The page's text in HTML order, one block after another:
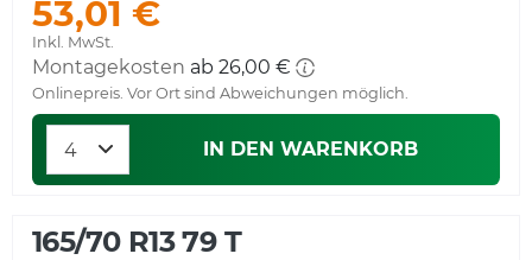
53,01 €
Inkl. MwSt.
Montagekosten ab 26,00 €
Onlinepreis. Vor Ort sind Abweichungen möglich.
IN DEN WARENKORB
165/70 R13 79 T